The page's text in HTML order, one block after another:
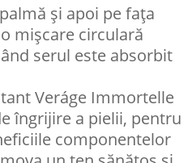
și apoi pe fața
mișcare circulară
serul este absorbit
Veráge Immortelle
îngrijire a pielii, pentru
componentelor